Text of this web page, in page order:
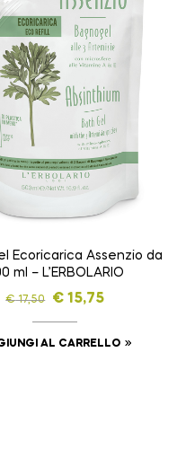
Ecoricarica Assenzio da
ml – L’ERBOLARIO
€17,50 €15,75
AL CARRELLO